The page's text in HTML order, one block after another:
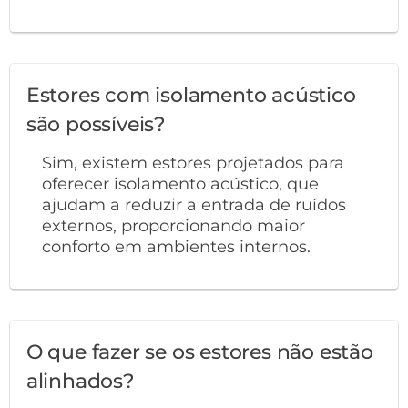
Estores com isolamento acústico
são possíveis?
Sim, existem estores projetados para
oferecer isolamento acústico, que
ajudam a reduzir a entrada de ruídos
externos, proporcionando maior
conforto em ambientes internos.
O que fazer se os estores não estão
alinhados?